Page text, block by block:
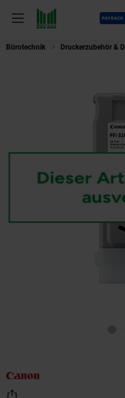
Menü
Payback
Bürotechnik Druckerzubehör &